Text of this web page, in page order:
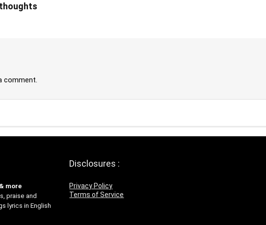
comment.
more
praise and
lyrics in English
Disclosures :
Privacy Policy
Terms of Service